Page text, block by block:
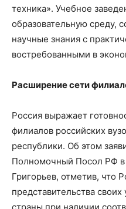
техника». Учебное
образовательную среду,
научные знания с
востребованными в
Расширение сети
Россия выражает
филиалов российских
республики. Об этом
Полномочный Посол РФ
Григорьев, отметив, что
представительства